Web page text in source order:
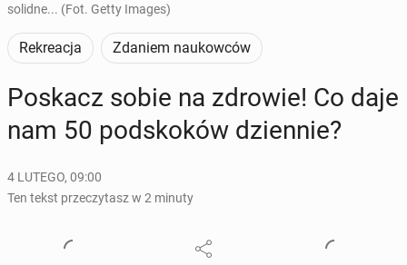
solidne... (Fot. Getty Images)
Rekreacja Zdaniem naukowców
Poskacz sobie na zdrowie! Co daje
nam 50 pod­sko­ków dzien­nie?
4 LUTEGO, 09:00
Ten tekst przeczytasz w 2 minuty